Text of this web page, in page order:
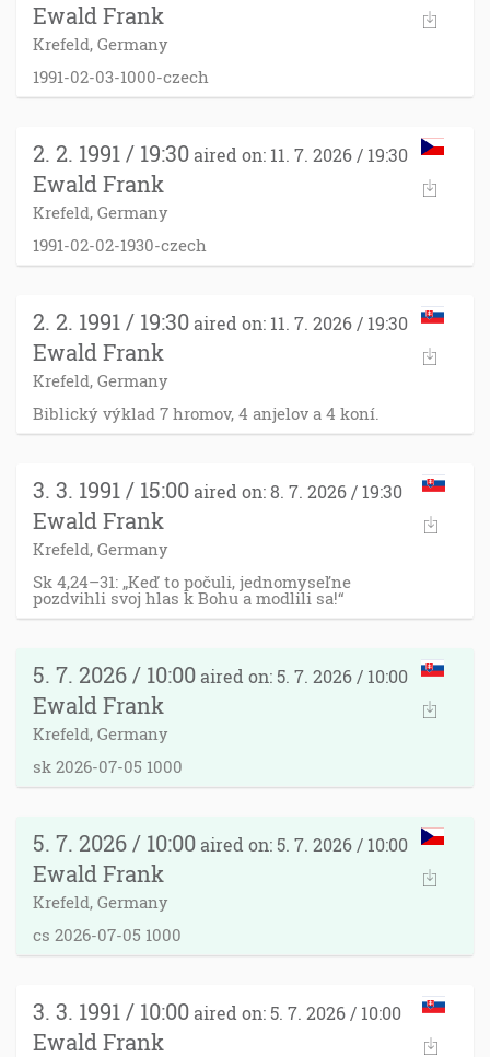
Ewald Frank
Krefeld, Germany
1991-02-03-1000-czech
2. 2. 1991 / 19:30 aired on: 11. 7. 2026 / 19:30
Ewald Frank
Krefeld, Germany
1991-02-02-1930-czech
2. 2. 1991 / 19:30 aired on: 11. 7. 2026 / 19:30
Ewald Frank
Krefeld, Germany
Biblický výklad 7 hromov, 4 anjelov a 4 koní.
3. 3. 1991 / 15:00 aired on: 8. 7. 2026 / 19:30
Ewald Frank
Krefeld, Germany
Sk 4,24–31: „Keď to počuli, jednomyseľne
pozdvihli svoj hlas k Bohu a modlili sa!“
5. 7. 2026 / 10:00 aired on: 5. 7. 2026 / 10:00
Ewald Frank
Krefeld, Germany
sk 2026-07-05 1000
5. 7. 2026 / 10:00 aired on: 5. 7. 2026 / 10:00
Ewald Frank
Krefeld, Germany
cs 2026-07-05 1000
3. 3. 1991 / 10:00 aired on: 5. 7. 2026 / 10:00
Ewald Frank